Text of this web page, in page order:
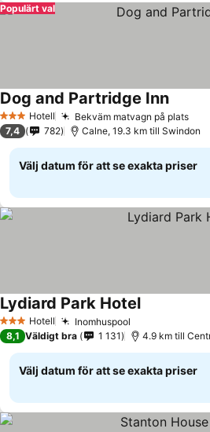
Populärt val
3 StjärnorHotell Bekväm matvagn på platsSe
Dog and Partridge InnSe
7,4 782 Calne, 19.3 km till Swindon
Välj datum för att se exakta priser
3 StjärnorHotell Inomhuspool
Lydiard Park HotelSe priser
8,1 Väldigt bra 1 131 4.9 km till
Välj datum för att se exakta priser